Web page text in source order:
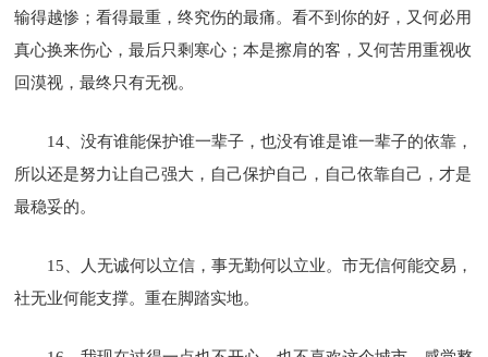
输得越惨；看得最重，终究伤的最痛。看不到你的好，又何必用
真心换来伤心，最后只剩寒心；本是擦肩的客，又何苦用重视收
回漠视，最终只有无视。
14、没有谁能保护谁一辈子，也没有谁是谁一辈子的依靠，
所以还是努力让自己强大，自己保护自己，自己依靠自己，才是
最稳妥的。
15、人无诚何以立信，事无勤何以立业。市无信何能交易，
社无业何能支撑。重在脚踏实地。